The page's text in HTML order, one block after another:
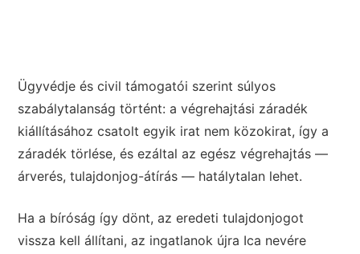
Ügyvédje és civil támogatói szerint súlyos
szabálytalanság történt: a végrehajtási záradék
kiállításához csatolt egyik irat nem közokirat, így a
záradék törlése, és ezáltal az egész végrehajtás —
árverés, tulajdonjog-átírás — hatálytalan lehet.
Ha a bíróság így dönt, az eredeti tulajdonjogot
vissza kell állítani, az ingatlanok újra Ica nevére